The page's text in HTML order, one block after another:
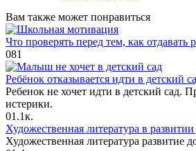
Вам также может понравиться
Что проверять перед тем, как отдавать
081
Ребёнок отказывается идти в детский
Ребенок не хочет идти в детский сад.
истерики.
01.1к.
Художественная литература в
Художественная литература развитие